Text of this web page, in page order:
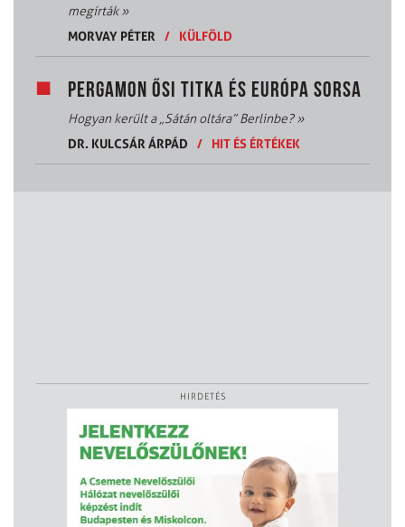
megírták»
MORVAY PÉTER
/ KÜLFÖLD
PERGAMON ŐSI TITKA ÉS EURÓPA SORSA
Hogyan került a „Sátán oltára” Berlinbe?»
DR. KULCSÁR ÁRPÁD
/ HIT ÉS ÉRTÉKEK
HIRDETÉS